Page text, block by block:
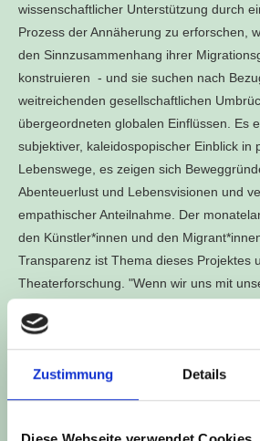
Zustimmung Details
wissenschaftlicher Unterstützung durch
Prozess der Annäherung zu erforschen,
den Sinnzusammenhang ihrer
konstruieren - und sie suchen nach
weitreichenden gesellschaftlichen
übergeordneten globalen Einflüssen. Es
subjektiver, kaleidospopischer Einblick in
Lebenswege, es zeigen sich
Abenteuerlust und Lebensvisionen und
empathischer Anteilnahme. Der
den Künstler*innen und den
Transparenz ist Thema dieses Projektes
Theaterforschung. "Wenn wir uns mit
sind fein auszutarierende Fragegrenzen
Vorgeschaut-Interview mit Dorothea
Theaterprojekten “SEEGANG INS